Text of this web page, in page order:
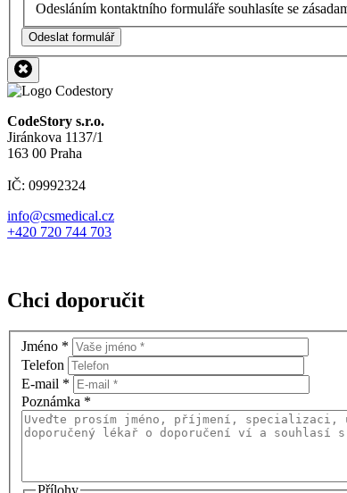
Odesláním kontaktního formuláře souhlasíte se
Odeslat formulář
CodeStory s.r.o.
Jiránkova 1137/1
163 00 Praha
IČ: 09992324
info@csmedical.cz
+420 720 744 703
Chci doporučit
Jméno *
Telefon
E-mail *
Poznámka *
Přílohy